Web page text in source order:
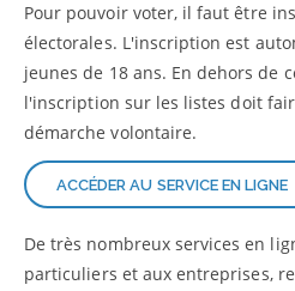
Pour pouvoir voter, il faut être
électorales. L'inscription est
jeunes de 18 ans. En dehors de
l'inscription sur les listes doit
démarche volontaire.
ACCÉDER AU SERVICE EN LIGNE
De très nombreux services en
particuliers et aux entreprises,